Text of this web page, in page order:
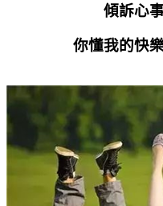
傾訴心
你懂我的快